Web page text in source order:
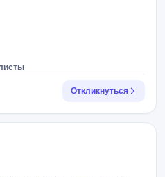
Откликнуться